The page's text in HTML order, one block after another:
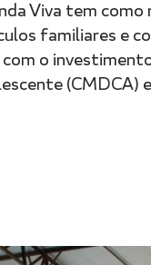
Viva tem
familiares e
o
(CMDCA)